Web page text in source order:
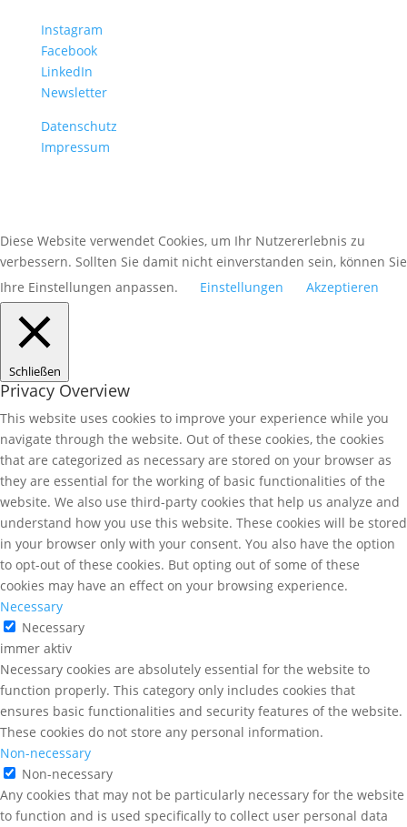
Instagram
Facebook
LinkedIn
Newsletter
Datenschutz
Impressum
Diese Website verwendet Cookies, um Ihr Nutzererlebnis zu
verbessern. Sollten Sie damit nicht einverstanden sein, können Sie
Ihre Einstellungen anpassen.
Einstellungen Akzeptieren
Schließen
Privacy Overview
This website uses cookies to improve your experience while you
navigate through the website. Out of these cookies, the cookies
that are categorized as necessary are stored on your browser as
they are essential for the working of basic functionalities of the
website. We also use third-party cookies that help us analyze and
understand how you use this website. These cookies will be stored
in your browser only with your consent. You also have the option
to opt-out of these cookies. But opting out of some of these
cookies may have an effect on your browsing experience.
Necessary
Necessary
immer aktiv
Necessary cookies are absolutely essential for the website to
function properly. This category only includes cookies that
ensures basic functionalities and security features of the website.
These cookies do not store any personal information.
Non-necessary
Non-necessary
Any cookies that may not be particularly necessary for the website
to function and is used specifically to collect user personal data